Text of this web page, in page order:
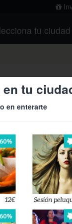
tu ciudad
29€
Noche
a
en tu
en enterarte